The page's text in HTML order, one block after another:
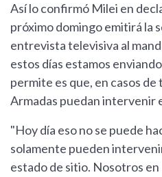
Así lo confirmó Milei en
próximo domingo emitirá la
entrevista televisiva al
estos días estamos
permite es que, en casos
Armadas puedan intervenir
"Hoy día eso no se puede
solamente pueden
estado de sitio. Nosotros en